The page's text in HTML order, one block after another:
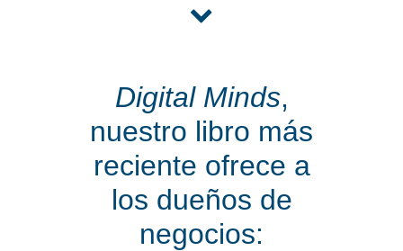
Digital Minds,
nuestro libro más
reciente ofrece a
los dueños de
negocios: